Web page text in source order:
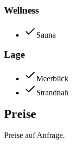
Wellness
Sauna
Lage
Meerblick
Strandnah
Preise
Preise auf Anfrage.